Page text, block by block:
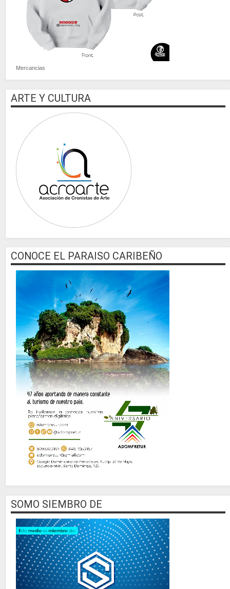
Mercancias
ARTE Y CULTURA
CONOCE EL PARAISO CARIBEÑO
SOMO SIEMBRO DE